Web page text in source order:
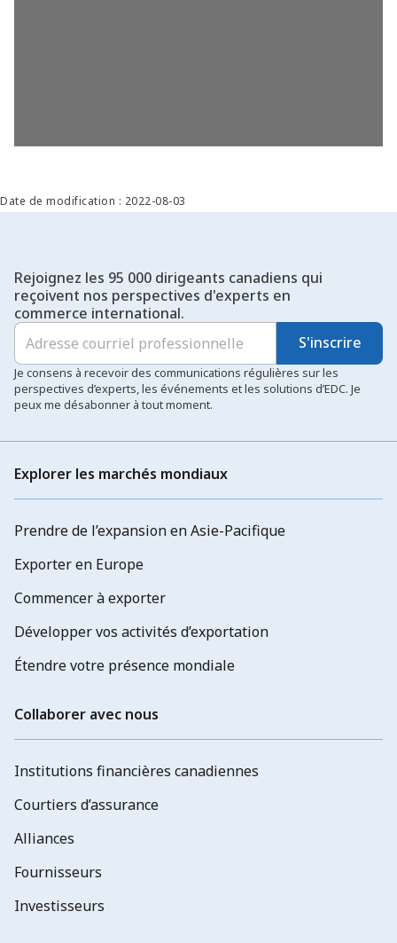
Date de modification : 2022-08-03
Rejoignez les 95 000 dirigeants canadiens qui
reçoivent nos perspectives d'experts en
commerce international.
S'inscrire
Je consens à recevoir des communications régulières sur les
perspectives d’experts, les événements et les solutions d’EDC. Je
peux me désabonner à tout moment.
Explorer les marchés mondiaux
Prendre de l’expansion en Asie-Pacifique
Exporter en Europe
Commencer à exporter
Développer vos activités d’exportation
Étendre votre présence mondiale
Collaborer avec nous
Institutions financières canadiennes
Courtiers d’assurance
Alliances
Fournisseurs
Investisseurs